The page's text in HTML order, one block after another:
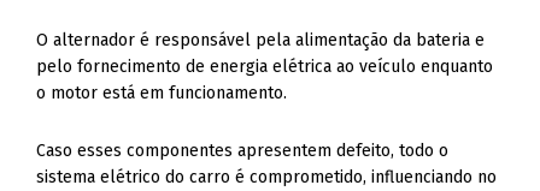
O alternador é responsável pela alimentação da bateria e
pelo fornecimento de energia elétrica ao veículo enquanto
o motor está em funcionamento.
Caso esses componentes apresentem defeito, todo o
sistema elétrico do carro é comprometido, influenciando no